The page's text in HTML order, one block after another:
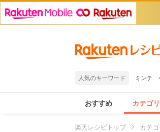
人気のキーワード ミンチ
おすすめ カテゴリ
楽天レシピトップ カテゴ